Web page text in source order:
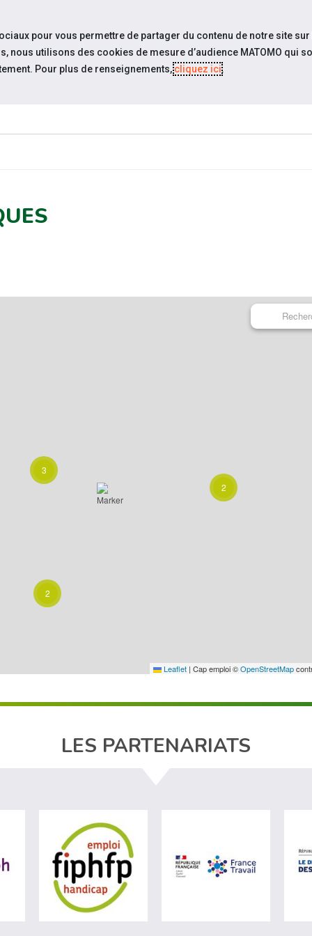
ESPACE
2
2
3
Leaflet | Cap emploi ©OpenStreetMap
LES PARTENARIATS
du travail (nouvelle fenêtre)
visiter les site de Agefiph (nouvelle fenêtre)visiter les site de Fiphfp (nouvellevisiter les
pour vous permettre de partager du contenu de notre site sur
nous utilisons des cookies de mesure d’audience MATOMO qui
Pour plus de renseignements,cliquez ici.